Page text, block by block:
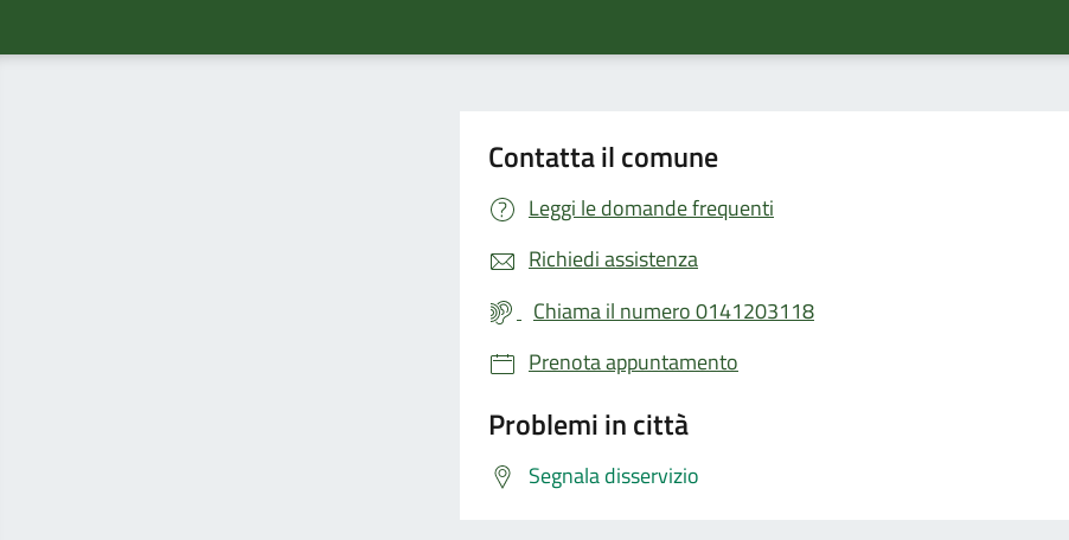
Contatta il comune
Leggi le domande frequenti
Richiedi assistenza
Chiama il numero 0141203118
Prenota appuntamento
Problemi in città
Segnala disservizio